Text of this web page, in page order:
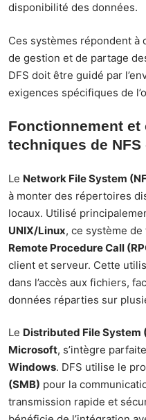
disponibilité des données.
Ces systèmes répondent à
de gestion et de partage
DFS doit être guidé par
exigences spécifiques de
Fonctionnement
techniques de NFS
Le Network File System
à monter des répertoires
locaux. Utilisé
UNIX/Linux, ce système
Remote Procedure Call
client et serveur. Cette
dans l’accès aux fichiers,
données réparties sur
Le Distributed File System
Microsoft, s’intègre
Windows. DFS utilise le
(SMB) pour la
transmission rapide et